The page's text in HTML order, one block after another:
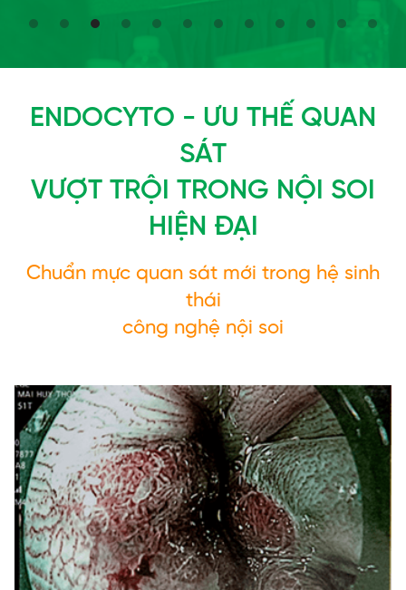
ENDOCYTO - ƯU THẾ QUAN
SÁT
VƯỢT TRỘI TRONG NỘI SOI
HIỆN ĐẠI
Chuẩn mực quan sát mới trong hệ sinh
thái
công nghệ nội soi